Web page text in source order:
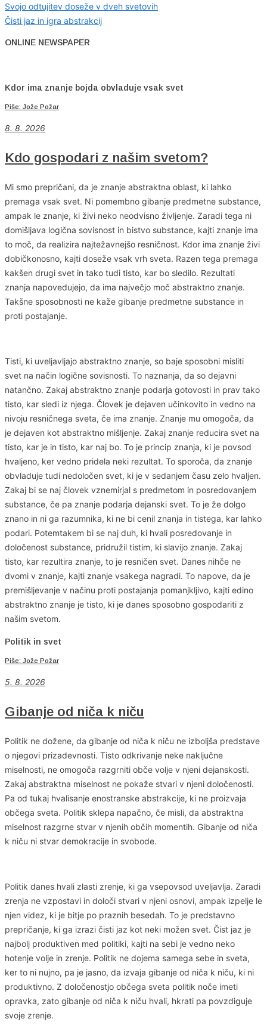
Navigacija
Previous
Post:
Svojo odtujitev doseže v dveh svetovih
Next
Čisti jaz in igra abstrakcij
ONLINE NEWSPAPER
Kdor ima znanje bojda obvladuje vsak svet
Piše: Jože Požar
8. 8. 2026
Kdo gospodari z našim svetom?
Mi smo prepričani, da je znanje abstraktna oblast, ki lahko
premaga vsak svet. Ni pomembno gibanje predmetne substance,
ampak le znanje, ki živi neko neodvisno življenje. Zaradi tega ni
domišljava logična sovisnost in bistvo substance, kajti znanje ima
to moč, da realizira najtežavnejšo resničnost. Kdor ima znanje živi
dobičkonosno, kajti doseže vsak vrh sveta. Razen tega premaga
kakšen drugi svet in tako tudi tisto, kar bo sledilo. Rezultati
znanja napovedujejo, da ima največjo moč abstraktno znanje.
Takšne sposobnosti ne kaže gibanje predmetne substance in
proti postajanje.
Tisti, ki uveljavljajo abstraktno znanje, so baje sposobni misliti
svet na način logične sovisnosti. To naznanja, da so dejavni
natančno. Zakaj abstraktno znanje podarja gotovosti in prav tako
tisto, kar sledi iz njega. Človek je dejaven učinkovito in vedno na
nivoju resničnega sveta, če ima znanje. Znanje mu omogoča, da
je dejaven kot abstraktno mišljenje. Zakaj znanje reducira svet na
tisto, kar je in tisto, kar naj bo. To je princip znanja, ki je povsod
hvaljeno, ker vedno pridela neki rezultat. To sporoča, da znanje
obvladuje tudi nedoločen svet, ki je v sedanjem času zelo hvaljen.
Zakaj bi se naj človek vznemirjal s predmetom in posredovanjem
substance, če pa znanje podarja dejanski svet. To je že dolgo
znano in ni ga razumnika, ki ne bi cenil znanja in tistega, kar lahko
podari. Potemtakem bi se naj duh, ki hvali posredovanje in
določenost substance, pridružil tistim, ki slavijo znanje. Zakaj
tisto, kar rezultira znanje, to je resničen svet. Danes nihče ne
dvomi v znanje, kajti znanje vsakega nagradi. To napove, da je
premišljevanje v načinu proti postajanja pomanjkljivo, kajti edino
abstraktno znanje je tisto, ki je danes sposobno gospodariti z
našim svetom.
Politik in svet
Piše: Jože Požar
5. 8. 2026
Gibanje od niča k niču
Politik ne dožene, da gibanje od niča k niču ne izboljša predstave
o njegovi prizadevnosti. Tisto odkrivanje neke naključne
miselnosti, ne omogoča razgrniti obče volje v njeni dejanskosti.
Zakaj abstraktna miselnost ne pokaže stvari v njeni določenosti.
Pa od tukaj hvalisanje enostranske abstrakcije, ki ne proizvaja
občega sveta. Politik sklepa napačno, če misli, da abstraktna
miselnost razgrne stvar v njenih občih momentih. Gibanje od niča
k niču ni stvar demokracije in svobode.
Politik danes hvali zlasti zrenje, ki ga vsepovsod uveljavlja. Zaradi
zrenja ne vzpostavi in določi stvari v njeni osnovi, ampak izpelje le
njen videz, ki je bitje po praznih besedah. To je predstavno
prepričanje, ki ga izrazi čisti jaz kot neki možen svet. Čist jaz je
najbolj produktiven med politiki, kajti na sebi je vedno neko
hotenje volje in zrenje. Politik ne dojema samega sebe in sveta,
ker to ni nujno, pa je jasno, da izvaja gibanje od niča k niču, ki ni
produktivno. Z določenostjo občega sveta politik noče imeti
opravka, zato gibanje od niča k niču hvali, hkrati pa povzdiguje
svoje zrenje.